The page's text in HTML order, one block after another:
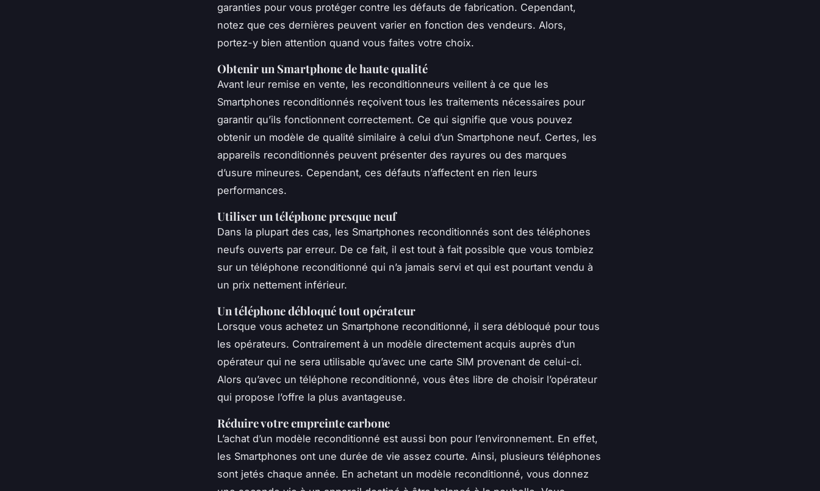
garanties pour vous protéger contre les défauts de fabrication. Cependant,
notez que ces dernières peuvent varier en fonction des vendeurs. Alors,
portez-y bien attention quand vous faites votre choix.
Obtenir un Smartphone de haute qualité
Avant leur remise en vente, les reconditionneurs veillent à ce que les
Smartphones reconditionnés reçoivent tous les traitements nécessaires pour
garantir qu’ils fonctionnent correctement. Ce qui signifie que vous pouvez
obtenir un modèle de qualité similaire à celui d’un Smartphone neuf. Certes, les
appareils reconditionnés peuvent présenter des rayures ou des marques
d’usure mineures. Cependant, ces défauts n’affectent en rien leurs
performances.
Utiliser un téléphone presque neuf
Dans la plupart des cas, les Smartphones reconditionnés sont des téléphones
neufs ouverts par erreur. De ce fait, il est tout à fait possible que vous tombiez
sur un téléphone reconditionné qui n’a jamais servi et qui est pourtant vendu à
un prix nettement inférieur.
Un téléphone débloqué tout opérateur
Lorsque vous achetez un Smartphone reconditionné, il sera débloqué pour tous
les opérateurs. Contrairement à un modèle directement acquis auprès d’un
opérateur qui ne sera utilisable qu’avec une carte SIM provenant de celui-ci.
Alors qu’avec un téléphone reconditionné, vous êtes libre de choisir l’opérateur
qui propose l’offre la plus avantageuse.
Réduire votre empreinte carbone
L’achat d’un modèle reconditionné est aussi bon pour l’environnement. En effet,
les Smartphones ont une durée de vie assez courte. Ainsi, plusieurs téléphones
sont jetés chaque année. En achetant un modèle reconditionné, vous donnez